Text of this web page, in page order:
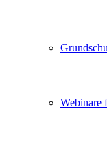
Webinare